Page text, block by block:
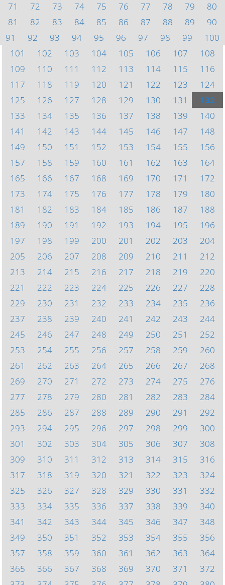
71
72 73 74 75 76 77 78 79
80
81
82 83 84 85 86 87 88 89
90
91
92 93 94 95 96 97 98 99
100
101
102 103 104 105 106 107
108
109
110 111 112 113 114 115
116
117
118 119 120 121 122 123
124
125
126 127 128 129 130 131
132
133
134 135 136 137 138 139
140
141
142 143 144 145 146 147
148
149
150 151 152 153 154 155
156
157
158 159 160 161 162 163
164
165
166 167 168 169 170 171
172
173
174 175 176 177 178 179
180
181
182 183 184 185 186 187
188
189
190 191 192 193 194 195
196
197
198 199 200 201 202 203
204
205
206 207 208 209 210 211
212
213
214 215 216 217 218 219
220
221
222 223 224 225 226 227
228
229
230 231 232 233 234 235
236
237
238 239 240 241 242 243
244
245
246 247 248 249 250 251
252
253
254 255 256 257 258 259
260
261
262 263 264 265 266 267
268
269
270 271 272 273 274 275
276
277
278 279 280 281 282 283
284
285
286 287 288 289 290 291
292
293
294 295 296 297 298 299
300
301
302 303 304 305 306 307
308
309
310 311 312 313 314 315
316
317
318 319 320 321 322 323
324
325
326 327 328 329 330 331
332
333
334 335 336 337 338 339
340
341
342 343 344 345 346 347
348
349
350 351 352 353 354 355
356
357
358 359 360 361 362 363
364
365
366 367 368 369 370 371
372